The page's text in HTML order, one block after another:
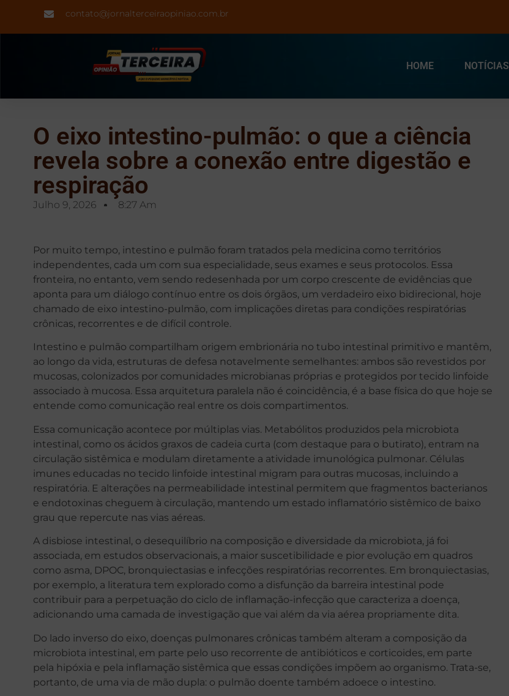
contato@jornalterceiraopiniao.com.br
HOME NOTÍCIAS
O eixo intestino-pulmão: o que a ciência
revela sobre a conexão entre digestão e
respiração
Julho 9, 2026 8:27 Am
Por muito tempo, intestino e pulmão foram tratados pela medicina como territórios
independentes, cada um com sua especialidade, seus exames e seus protocolos. Essa
fronteira, no entanto, vem sendo redesenhada por um corpo crescente de evidências que
aponta para um diálogo contínuo entre os dois órgãos, um verdadeiro eixo bidirecional, hoje
chamado de eixo intestino-pulmão, com implicações diretas para condições respiratórias
crônicas, recorrentes e de difícil controle.
Intestino e pulmão compartilham origem embrionária no tubo intestinal primitivo e mantêm,
ao longo da vida, estruturas de defesa notavelmente semelhantes: ambos são revestidos por
mucosas, colonizados por comunidades microbianas próprias e protegidos por tecido linfoide
associado à mucosa. Essa arquitetura paralela não é coincidência, é a base física do que hoje se
entende como comunicação real entre os dois compartimentos.
Essa comunicação acontece por múltiplas vias. Metabólitos produzidos pela microbiota
intestinal, como os ácidos graxos de cadeia curta (com destaque para o butirato), entram na
circulação sistêmica e modulam diretamente a atividade imunológica pulmonar. Células
imunes educadas no tecido linfoide intestinal migram para outras mucosas, incluindo a
respiratória. E alterações na permeabilidade intestinal permitem que fragmentos bacterianos
e endotoxinas cheguem à circulação, mantendo um estado inflamatório sistêmico de baixo
grau que repercute nas vias aéreas.
A disbiose intestinal, o desequilíbrio na composição e diversidade da microbiota, já foi
associada, em estudos observacionais, a maior suscetibilidade e pior evolução em quadros
como asma, DPOC, bronquiectasias e infecções respiratórias recorrentes. Em bronquiectasias,
por exemplo, a literatura tem explorado como a disfunção da barreira intestinal pode
contribuir para a perpetuação do ciclo de inflamação-infecção que caracteriza a doença,
adicionando uma camada de investigação que vai além da via aérea propriamente dita.
Do lado inverso do eixo, doenças pulmonares crônicas também alteram a composição da
microbiota intestinal, em parte pelo uso recorrente de antibióticos e corticoides, em parte
pela hipóxia e pela inflamação sistêmica que essas condições impõem ao organismo. Trata-se,
portanto, de uma via de mão dupla: o pulmão doente também adoece o intestino.